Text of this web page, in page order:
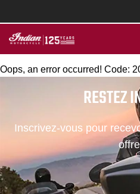
Oops, an error occurred! Code:
RESTEZ
Inscrivez-vous pour